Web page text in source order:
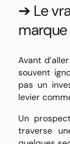
➔ Le
Avant
souvent
pas un
levier
Un
traverse